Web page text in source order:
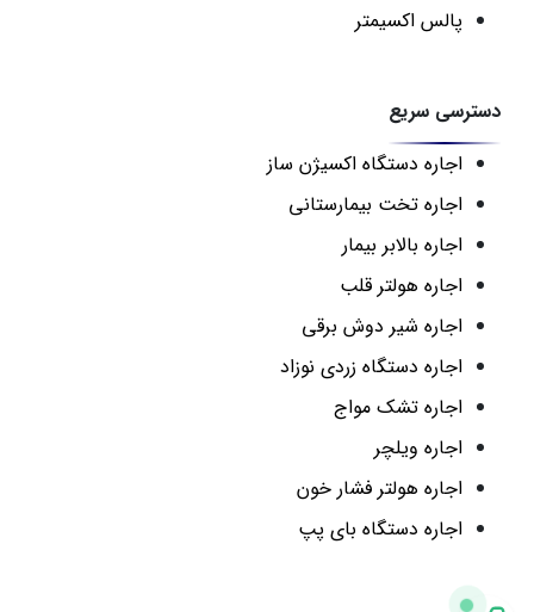
پالس اکسیمتر
دسترسی سریع
اجاره دستگاه اکسیژن ساز
اجاره تخت بیمارستانی
اجاره بالابر بیمار
اجاره هولتر قلب
اجاره شیر دوش برقی
اجاره دستگاه زردی نوزاد
اجاره تشک مواج
اجاره ویلچر
اجاره هولتر فشار خون
اجاره دستگاه بای پپ